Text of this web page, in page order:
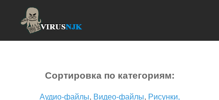
Сортировка по категориям:
Аудио-файлы, Видео-файлы, Рисунки,